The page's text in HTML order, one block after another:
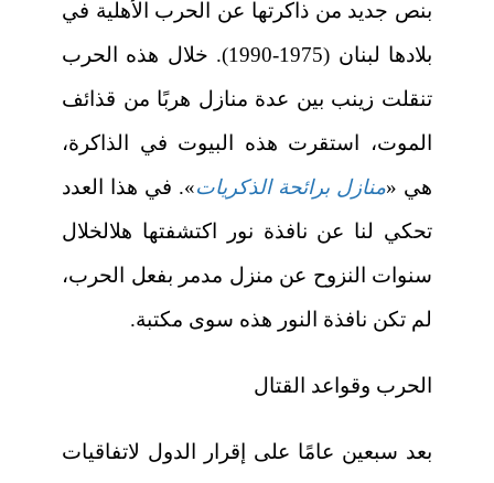
بنص جديد من ذاكرتها عن الحرب الأهلية في
بلادها لبنان (1975-1990). خلال هذه الحرب
تنقلت زينب بين عدة منازل هربًا من قذائف
الموت، استقرت هذه البيوت في الذاكرة،
هي «منازل برائحة الذكريات». في هذا العدد
تحكي لنا عن نافذة نور اكتشفتها هلالخلال
سنوات النزوح عن منزل مدمر بفعل الحرب،
لم تكن نافذة النور هذه سوى مكتبة.
الحرب وقواعد القتال
بعد سبعين عامًا على إقرار الدول لاتفاقيات